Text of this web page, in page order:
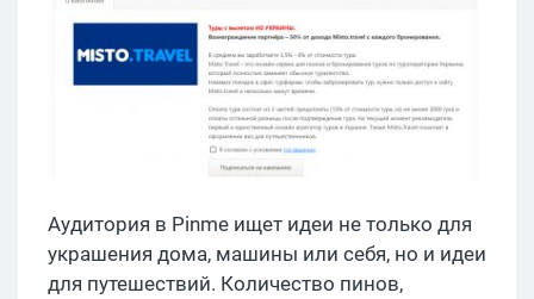
Аудитория в Pinme ищет идеи не только для
украшения дома, машины или себя, но и идеи
для путешествий. Количество пинов,